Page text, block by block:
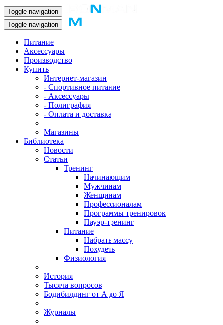
Toggle navigation
Toggle navigation
Питание
Аксессуары
Производство
Купить
Интернет-магазин
- Спортивное питание
- Аксессуары
- Полиграфия
- Оплата и доставка
Магазины
Библиотека
Новости
Статьи
Тренинг
Начинающим
Мужчинам
Женщинам
Профессионалам
Программы тренировок
Пауэр-тренинг
Питание
Набрать массу
Похудеть
Физиология
История
Тысяча вопросов
Бодибилдинг от А до Я
Журналы